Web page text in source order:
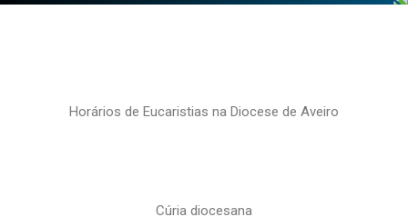
Horários de Eucaristias na Diocese de Aveiro
Cúria diocesana